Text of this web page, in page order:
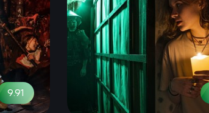
9.91